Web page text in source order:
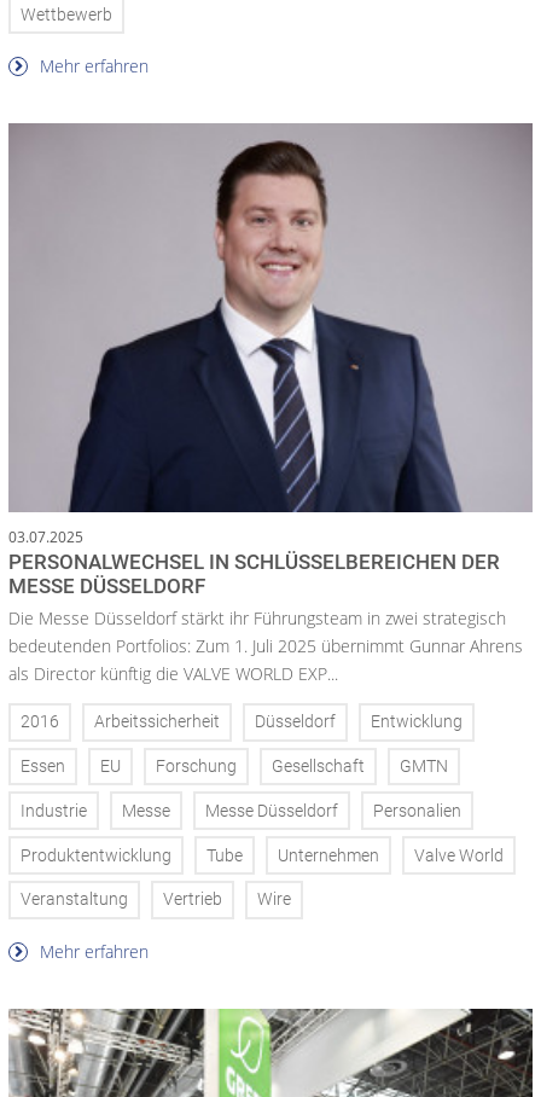
Wettbewerb
Mehr erfahren
03.07.2025
PERSONALWECHSEL IN SCHLÜSSELBEREICHEN DER
MESSE DÜSSELDORF
Die Messe Düsseldorf stärkt ihr Führungsteam in zwei strategisch
bedeutenden Portfolios: Zum 1. Juli 2025 übernimmt Gunnar Ahrens
als Director künftig die VALVE WORLD EXP...
2016 Arbeitssicherheit Düsseldorf Entwicklung
Essen EU Forschung Gesellschaft GMTN
Industrie Messe Messe Düsseldorf Personalien
Produktentwicklung Tube Unternehmen Valve World
Veranstaltung Vertrieb Wire
Mehr erfahren